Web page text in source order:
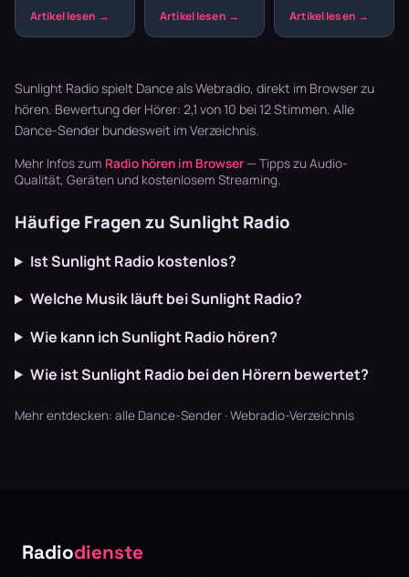
Der entspannte
schaffen U…
macht den
Musikstream
und einem ech…
den ganzen
läuft dur…
Sunlight Radio spielt Dance als Webradio, direkt im Browser zu
hören. Bewertung der Hörer: 2,1 von 10 bei 12 Stimmen. Alle
Dance-Sender bundesweit im Verzeichnis.
Mehr Infos zum Radio hören im Browser — Tipps zu Audio-
Qualität, Geräten und kostenlosem Streaming.
Häufige Fragen zu Sunlight Radio
Ist Sunlight Radio kostenlos?
Welche Musik läuft bei Sunlight Radio?
Wie kann ich Sunlight Radio hören?
Wie ist Sunlight Radio bei den Hörern bewertet?
Mehr entdecken: alle Dance-Sender · Webradio-Verzeichnis
Radiodienste